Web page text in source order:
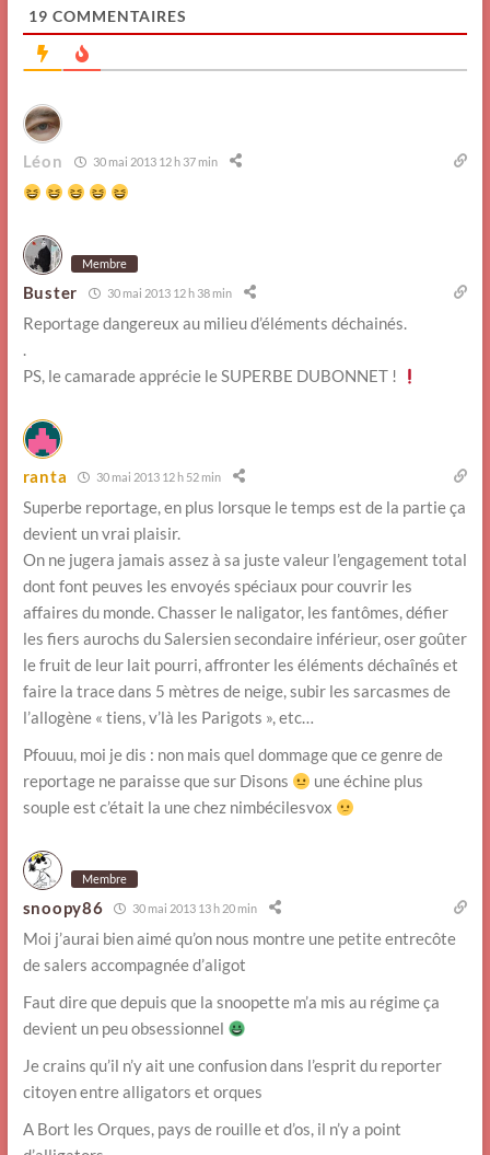
19 COMMENTAIRES
Léon 30 mai 2013 12 h 37 min
Membre
Buster 30 mai 2013 12 h 38 min
Reportage dangereux au milieu d’éléments déchainés.
.
PS, le camarade apprécie le SUPERBE DUBONNET !
ranta 30 mai 2013 12 h 52 min
Superbe reportage, en plus lorsque le temps est de la partie ça
devient un vrai plaisir.
On ne jugera jamais assez à sa juste valeur l’engagement total
dont font peuves les envoyés spéciaux pour couvrir les
affaires du monde. Chasser le naligator, les fantômes, défier
les fiers aurochs du Salersien secondaire inférieur, oser goûter
le fruit de leur lait pourri, affronter les éléments déchaînés et
faire la trace dans 5 mètres de neige, subir les sarcasmes de
l’allogène « tiens, v’là les Parigots », etc…
Pfouuu, moi je dis : non mais quel dommage que ce genre de
reportage ne paraisse que sur Disons
une échine plus
souple est c’était la une chez nimbécilesvox
Membre
snoopy86 30 mai 2013 13 h 20 min
Moi j’aurai bien aimé qu’on nous montre une petite entrecôte
de salers accompagnée d’aligot
Faut dire que depuis que la snoopette m’a mis au régime ça
devient un peu obsessionnel
Je crains qu’il n’y ait une confusion dans l’esprit du reporter
citoyen entre alligators et orques
A Bort les Orques, pays de rouille et d’os, il n’y a point